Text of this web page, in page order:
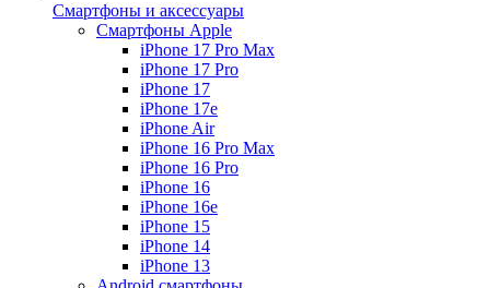
Смартфоны и аксессуары
Смартфоны Apple
iPhone 17 Pro Max
iPhone 17 Pro
iPhone 17
iPhone 17e
iPhone Air
iPhone 16 Pro Max
iPhone 16 Pro
iPhone 16
iPhone 16e
iPhone 15
iPhone 14
iPhone 13